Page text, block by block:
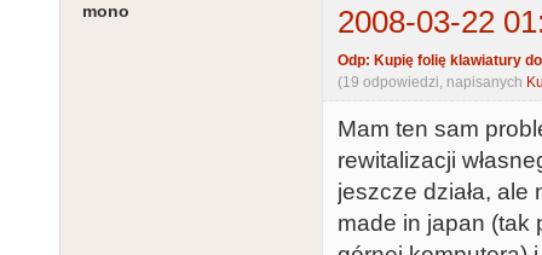
mono 2008-03-22
Odp: Kupię folię klawiatury
(19 odpowiedzi, napisanych
Mam ten sam
rewitalizacji
jeszcze działa,
made in japan (tak